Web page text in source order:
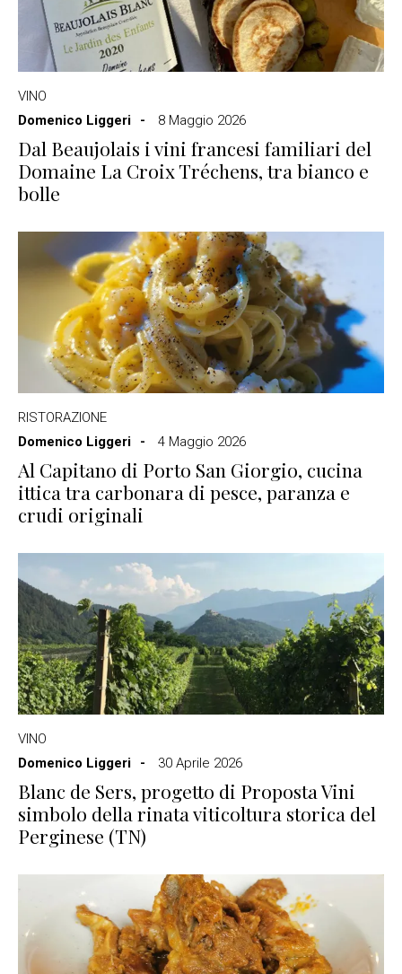
VINO
Domenico Liggeri
8 Maggio 2026
Dal Beaujolais i vini francesi familiari del
Domaine La Croix Tréchens, tra bianco e
bolle
RISTORAZIONE
Domenico Liggeri
4 Maggio 2026
Al Capitano di Porto San Giorgio, cucina
ittica tra carbonara di pesce, paranza e
crudi originali
VINO
Domenico Liggeri
30 Aprile 2026
Blanc de Sers, progetto di Proposta Vini
simbolo della rinata viticoltura storica del
Perginese (TN)